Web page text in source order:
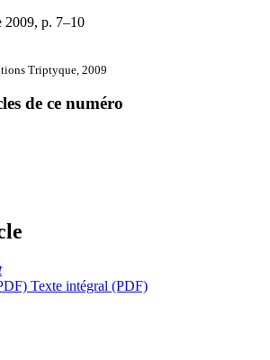
2009, p. 7–10
Triptyque, 2009
de ce numéro
Texte intégral (PDF)